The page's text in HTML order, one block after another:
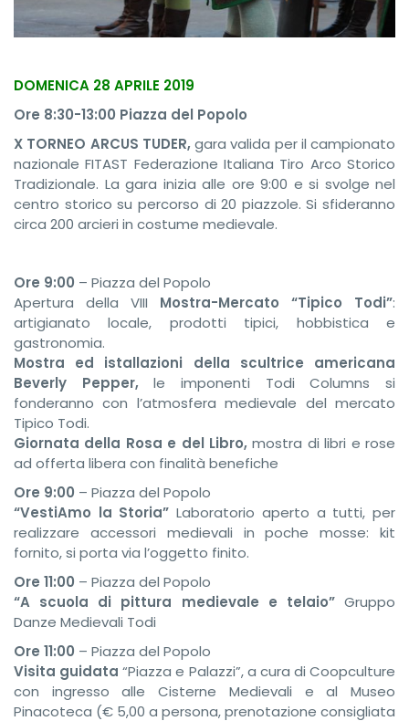
DOMENICA 28 APRILE 2019
Ore 8:30-13:00 Piazza del Popolo
X TORNEO ARCUS TUDER,gara valida per il campionato
nazionale FITAST Federazione Italiana Tiro Arco Storico
Tradizionale. La gara inizia alle ore 9:00 e si svolge nel
centro storico su percorso di 20 piazzole. Si sfideranno
circa 200 arcieri in costume medievale.
Ore 9:00 – Piazza del Popolo
Apertura della VIII Mostra-Mercato “Tipico Todi”:
artigianato locale, prodotti tipici, hobbistica e
gastronomia.
Mostra ed istallazioni della scultrice americana
Beverly Pepper,le imponenti Todi Columns si
fonderanno con l’atmosfera medievale del mercato
Tipico Todi.
Giornata della Rosa e del Libro,mostra di libri e rose
ad offerta libera con finalità benefiche
Ore 9:00 – Piazza del Popolo
“VestiAmo la Storia” Laboratorio aperto a tutti, per
realizzare accessori medievali in poche mosse: kit
fornito, si porta via l’oggetto finito.
Ore 11:00 – Piazza del Popolo
“A scuola di pittura medievale e telaio”Gruppo
Danze Medievali Todi
Ore 11:00 – Piazza del Popolo
Visita guidata“Piazza e Palazzi”, a cura di Coopculture
con ingresso alle Cisterne Medievali e al Museo
Pinacoteca (€ 5,00 a persona, prenotazione consigliata